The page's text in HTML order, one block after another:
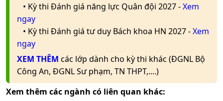
• Kỳ thi Đánh giá năng lực Quân đội 2027 -Xem
ngay
• Kỳ thi Đánh giá tư duy Bách khoa HN 2027 -Xem
ngay
XEM THÊM các lớp dành cho kỳ thi khác (ĐGNL Bộ
Công An, ĐGNL Sư phạm, TN THPT,....)
Xem thêm các ngành có liên quan khác: